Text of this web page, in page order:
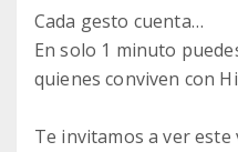
#Teaming
#UnEuroUnaVida
Cada gesto cuenta…
En solo 1 minuto
quienes conviven con
Te invitamos a ver